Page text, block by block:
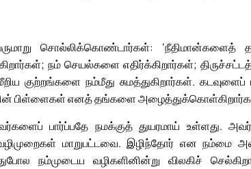
சொல்லிக்கொண்டார்கள்: ‘நீதிமான்களைத்
நம் செயல்களை எதிர்க்கிறார்கள்;
குற்றங்களை நம்மீது சுமத்துகிறார்கள். கடவுளைப்
பிள்ளைகள் எனத் தங்களை
பார்ப்பதே நமக்குத் துயரமாய் உள்ளது.
மாறுபட்டவை. இழிந்தோர் என நம்மை
நம்முடைய வழிகளினின்று விலகிச்